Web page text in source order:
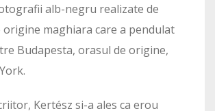
alb-negru realizate de
maghiara care a pendulat
Budapesta, orasul de origine,
Kertész si-a ales ca erou